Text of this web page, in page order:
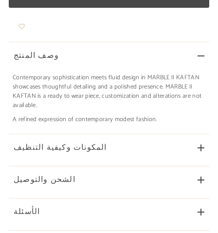
وصف المنتج
Contemporary sophistication meets fluid design in MARBLE II KAFTAN
showcases thoughtful detailing and a polished presence. MARBLE II
KAFTAN is a ready to wear piece, customization and alterations are not
available.
A refined expression of contemporary modest fashion.
المكونات وكيفية التنظيف
الشحن والتوصيل
الأسئلة